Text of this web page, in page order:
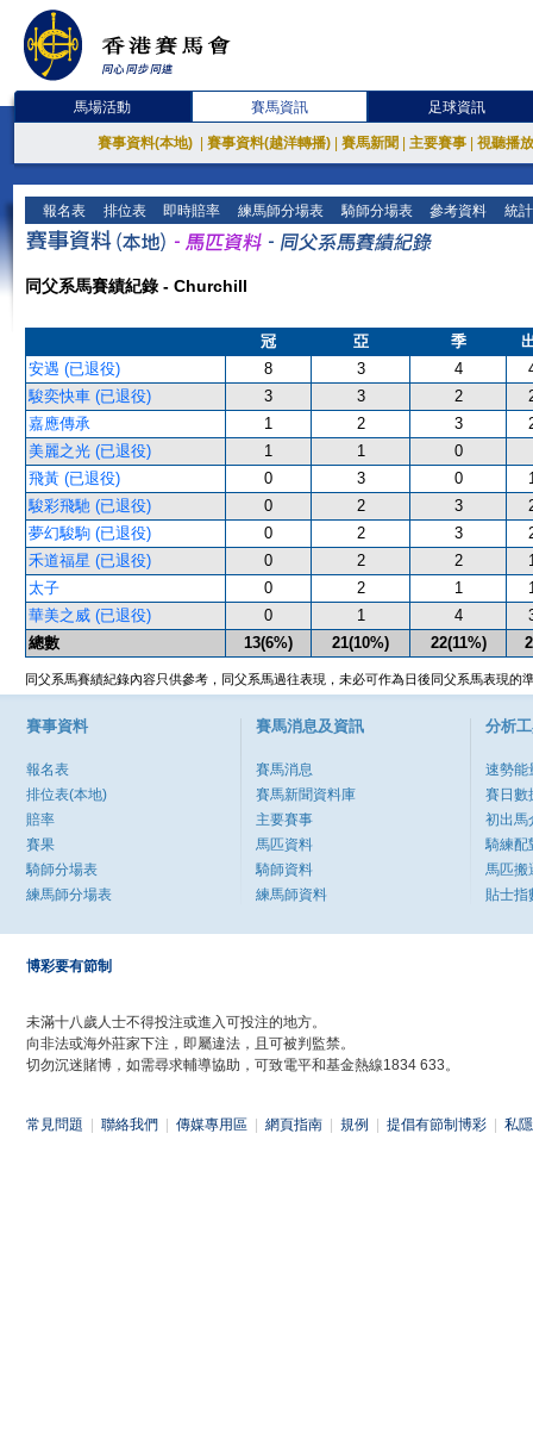
馬場活動 賽馬資訊 足球資訊
賽事資料(本地) 賽事資料(越洋轉播) 賽馬新聞 主要賽事 視聽播
報名表 排位表 即時賠率 練馬師分場表 騎師分場表 參考資料 統
同父系馬賽績紀錄 - Churchill
冠 亞 季
安遇 (已退役)
8 3 4
駿奕快車 (已退役)
3 3 2
嘉應傳承
1 2 3
美麗之光 (已退役)
1 1 0
飛黃 (已退役)
0 3 0
駿彩飛馳 (已退役)
0 2 3
夢幻駿駒 (已退役)
0 2 3
禾道福星 (已退役)
0 2 2
太子
0 2 1
華美之威 (已退役)
0 1 4
總數
13(6%) 21(10%) 22(11%)
同父系馬賽績紀錄內容只供參考，同父系馬過往表現，未必可作為日後同父系馬表現的
賽事資料
報名表
排位表(本地)
賠率
賽果
騎師分場表
練馬師分場表
賽馬消息及資訊
賽馬消息
賽馬新聞資料庫
主要賽事
馬匹資料
騎師資料
練馬師資料
分析
速勢能
賽日數
初出馬
騎練配
馬匹搬
貼士指
博彩要有節制
未滿十八歲人士不得投注或進入可投注的地方。
向非法或海外莊家下注，即屬違法，且可被判監禁。
切勿沉迷賭博，如需尋求輔導協助，可致電平和基金熱線1834 633。
常見問題 聯絡我們 傳媒專用區 網頁指南 規例 提倡有節制博彩 私